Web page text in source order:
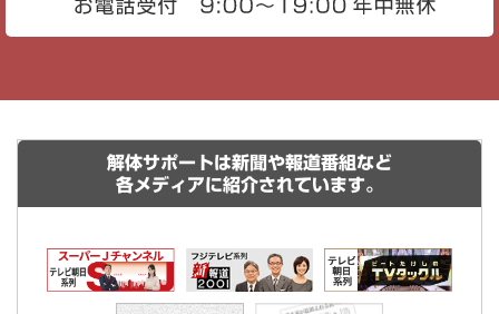
解体サポートは新聞や報道番組など
各メディアに紹介されています。